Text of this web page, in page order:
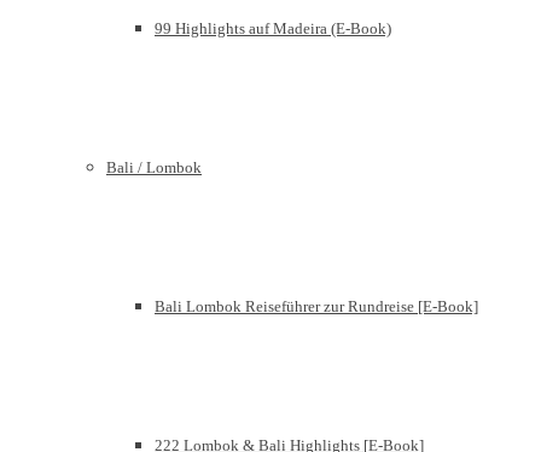
99 Highlights auf Madeira (E-Book)
Bali / Lombok
Bali Lombok Reiseführer zur Rundreise [E-Book]
222 Lombok & Bali Highlights [E-Book]